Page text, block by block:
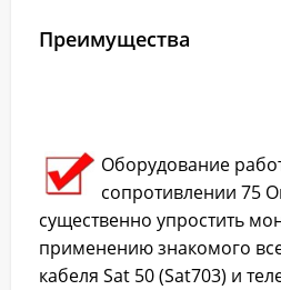
Преимущества
Оборудование
сопротивлении 75
существенно упростить
применению знакомого
кабеля Sat 50 (Sat703) и